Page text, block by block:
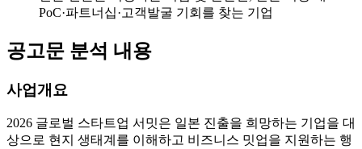
PoC·파트너십·고객발굴 기회를 찾는 기업
공고문 분석 내용
사업개요
2026 글로벌 스타트업 서밋은 일본 진출을 희망하는 기업을 대
상으로 현지 생태계를 이해하고 비즈니스 밋업을 지원하는 행